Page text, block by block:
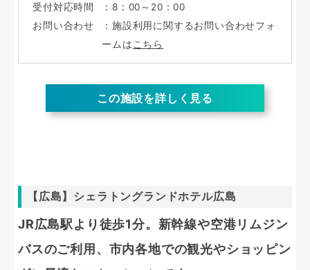
受付対応時間
：8：00～20：00
お問い合わせ
：施設利用に関するお問い合わせフォ
ームは こちら
この施設を詳しく見る
【広島】シェラトングランドホテル広島
JR広島駅より徒歩1分。新幹線や空港リムジン
バスのご利用、市内各地での観光やショッピン